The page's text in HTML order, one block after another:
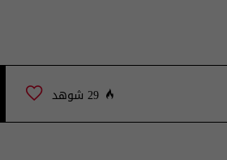
29 شوهد